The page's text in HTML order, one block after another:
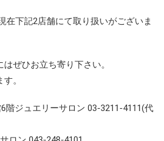
在下記2店舗にて取り扱いがございま
ぜひお立ち寄り下さい。
。
階ジュエリーサロン 03-3211‐4111(代